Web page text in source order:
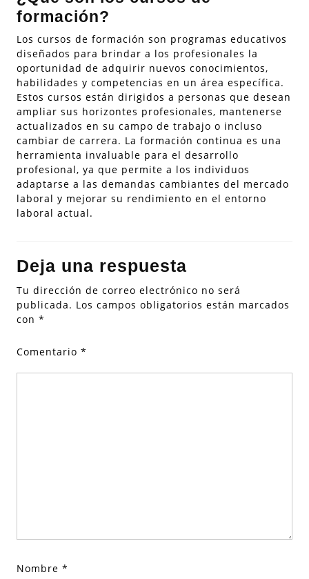
formación?
Los cursos de formación son programas educativos
diseñados para brindar a los profesionales la
oportunidad de adquirir nuevos conocimientos,
habilidades y competencias en un área específica.
Estos cursos están dirigidos a personas que desean
ampliar sus horizontes profesionales, mantenerse
actualizados en su campo de trabajo o incluso
cambiar de carrera. La formación continua es una
herramienta invaluable para el desarrollo
profesional, ya que permite a los individuos
adaptarse a las demandas cambiantes del mercado
laboral y mejorar su rendimiento en el entorno
laboral actual.
Deja una respuesta
Tu dirección de correo electrónico no será
publicada. Los campos obligatorios están marcados
con *
Comentario *
Nombre *